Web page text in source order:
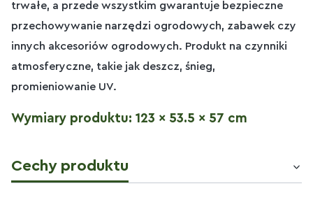
trwałe, a przede wszystkim gwarantuje bezpieczne
przechowywanie narzędzi ogrodowych, zabawek czy
innych akcesoriów ogrodowych. Produkt na czynniki
atmosferyczne, takie jak deszcz, śnieg,
promieniowanie UV.
Wymiary produktu: 123 x 53.5 x 57 cm
Cechy produktu